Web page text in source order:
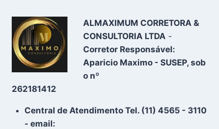
ALMAXIMUM CORRETORA &
CONSULTORIA LTDA -
Corretor Responsável:
Aparicio Maximo - SUSEP, sob
o nº
262181412
Central de Atendimento Tel. (11) 4565 - 3110
- email: